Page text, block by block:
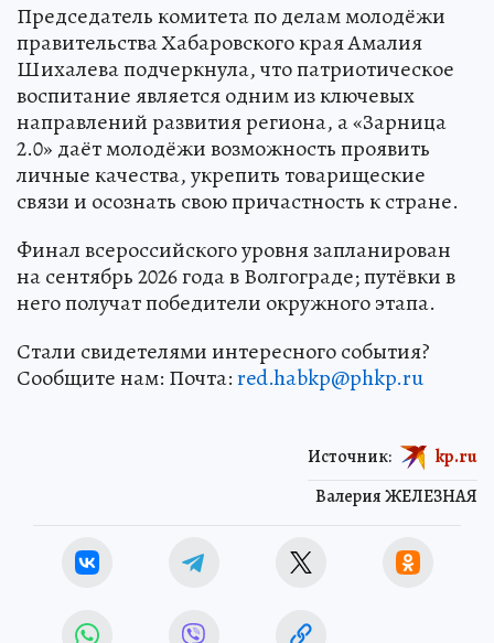
Председатель комитета по делам молодёжи
правительства Хабаровского края Амалия
Шихалева подчеркнула, что патриотическое
воспитание является одним из ключевых
направлений развития региона, а «Зарница
2.0» даёт молодёжи возможность проявить
личные качества, укрепить товарищеские
связи и осознать свою причастность к стране.
Финал всероссийского уровня запланирован
на сентябрь 2026 года в Волгограде; путёвки в
него получат победители окружного этапа.
Стали свидетелями интересного события?
Сообщите нам: Почта:red.habkp@phkp.ru
Валерия ЖЕЛЕЗНАЯ
Источник: kp.ru